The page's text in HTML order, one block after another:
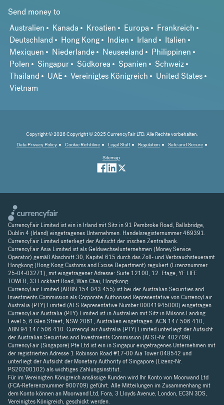
Send money to
Australien
Kanada Kroatien Europa
Frankreich
Deutschland
Hong Kong Indien Irland
Italien
Mexiquen
Niederlande Neuseeland
Philippinen
Polen
Singapur Südkorea Spanien
Schweiz
Thailand
UAE Vereinigtes Königreich
United States
Vietnam
Copyright © 2026 Copyright © 2025 CurrencyFair LTD. Alle Rechte vorbehalten.
Data Privacy Policy
Cookie Richtiline Legal Stuff Regulation
Safe and Secure
Sitemap
CurrencyFair Limited ist ein in Irland mit Sitz in 91 Pembroke Road, Ballsbridge,
Dublin 4 (Irland) eingetragenes Unternehmen. Handelsregisternummer 469391.
CurrencyFair Limited unterliegt der Aufsicht der irischen Zentralbank.
CurrencyFair Asia Limited ist als Geldwechselunternehmen (Money Service
Operator) gemäß Abschnitt 30, Kapitel 615 durch das Zoll- und Verbrauchsteueramt
Hongkong (Hong Kong Customs and Excise Department) reguliert (Lizenznummer
25-04-03271), mit eingetragener Adresse: Suite 12100, 12. Etage, YF LIFE
TOWER, 33 Lockhart Road, Wan Chai, Hongkong.
CurrencyFair Limited (ARBN 154 043 455) ist bei der Australian Securities and
Investments Commission als Corporate Authorised Representative von CurrencyFair
Australia (PTY) Limited (AFS Representative Number 00041945000) eingetragen.
CurrencyFair Australia (PTY) Limited ist in Australien mit Sitz in Milsons Landing
Level 5, 6 Glen Street, NSW 2061, Australien eingetragen. ACN 147 506 410,
ABN 94 147 506 410. CurrencyFair Australia (PTY) Limited unterliegt der Aufsicht
der Australian Securities and Investments Commission (AFSL-Nr. 402709).
CurrencyFair (Singapore) Pte Ltd ist ein in Singapur eingetragenes Unternehmen mit
der registrierten Adresse 1 Robinson Road #17-00 Aia Tower 048542 und
unterliegt der Aufsicht der Monetary Authority of Singapore (Lizenz-Nr.
PS20200102) als wichtiges Zahlungsinstitut.
Für im Vereinigten Königreich ansässige Kunden wird Ihr Konto von Moorwand Ltd
(FCA-Referenznummer 900709) geführt. Alle Mitteilungen im Zusammenhang mit
dem Konto können an Moorwand Ltd, Fora, 3 Lloyds Avenue, London, EC3N 3DS,
Vereinigtes Königreich, geschickt werden.